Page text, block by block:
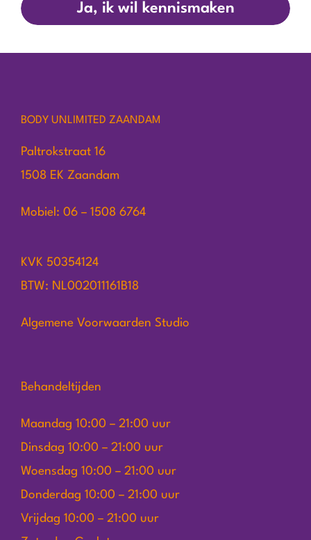
Ja, ik wil kennismaken
BODY UNLIMITED ZAANDAM
Paltrokstraat 16
1508 EK Zaandam
Mobiel: 06 – 1508 6764
KVK 50354124
BTW: NL002011161B18
Algemene Voorwaarden Studio
Behandeltijden
Maandag 10:00 – 21:00 uur
Dinsdag 10:00 – 21:00 uur
Woensdag 10:00 – 21:00 uur
Donderdag 10:00 – 21:00 uur
Vrijdag 10:00 – 21:00 uur